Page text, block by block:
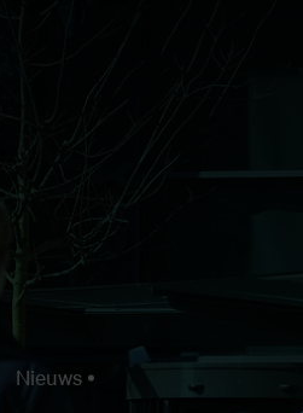
Nieuws